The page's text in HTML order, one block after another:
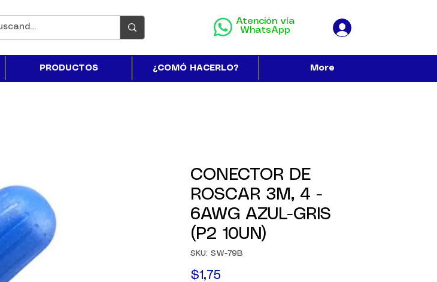
Atención vía
WhatsApp
PRODUCTOS ¿COMÓ HACERLO? More
CONECTOR DE
ROSCAR 3M, 4 -
6AWG AZUL-GRIS
(P2 10UN)
SKU: SW-79B
$1,75